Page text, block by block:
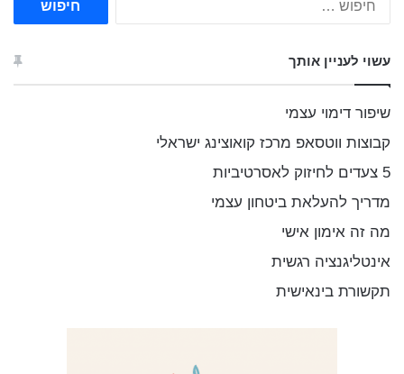
:
עשוי לעניין אותך
שיפור דימוי עצמי
קבוצות ווטסאפ מרכז קואוצינג ישראלי
5 צעדים לחיזוק לאסרטיביות
מדריך להעלאת ביטחון עצמי
מה זה אימון אישי
אינטליגנציה רגשית
תקשורת בינאישית